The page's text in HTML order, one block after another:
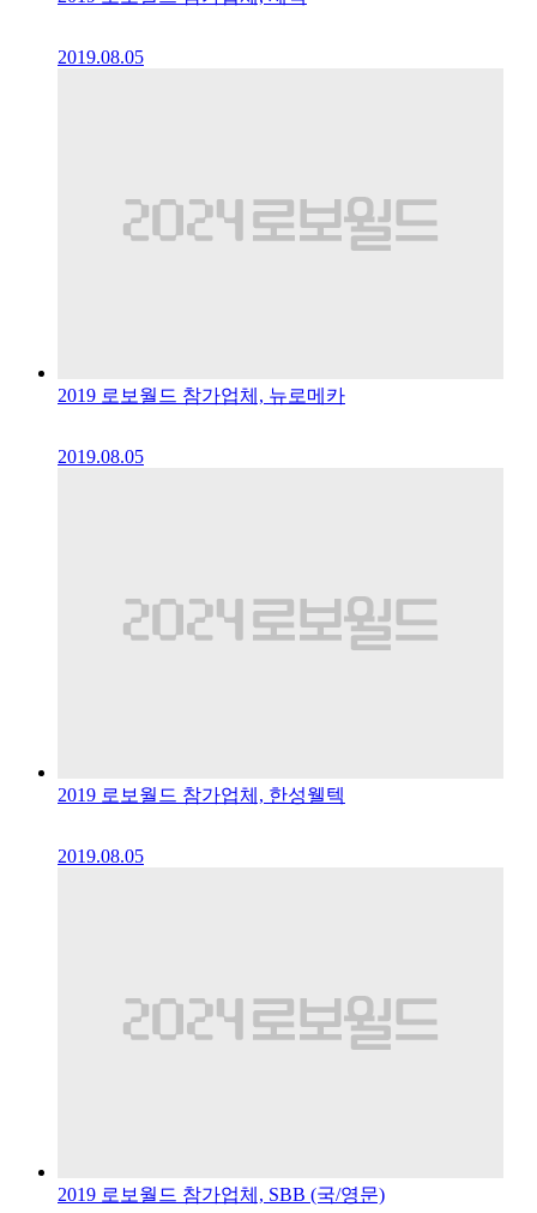
2019.08.05
2019 로보월드 참가업체, 뉴로메카
2019.08.05
2019 로보월드 참가업체, 한성웰텍
2019.08.05
2019 로보월드 참가업체, SBB (국/영문)